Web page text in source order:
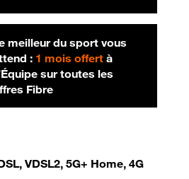
meilleur du sport vous
: 1 mois offertà
sur toutes les
Fibre
VDSL2, 5G+ Home, 4G